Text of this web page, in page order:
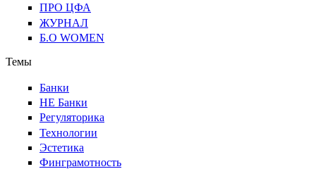
ПРО ЦФА
ЖУРНАЛ
Б.О WOMEN
Темы
Банки
НЕ Банки
Регуляторика
Технологии
Эстетика
Финграмотность